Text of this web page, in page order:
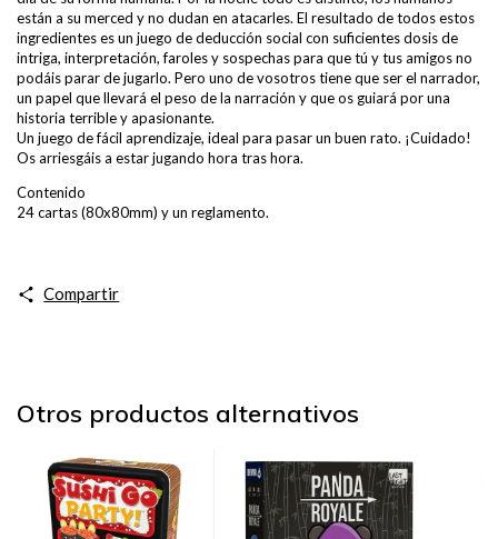
están a su merced y no dudan en atacarles. El resultado de todos estos
ingredientes es un juego de deducción social con suficientes dosis de
intriga, interpretación, faroles y sospechas para que tú y tus amigos no
podáis parar de jugarlo. Pero uno de vosotros tiene que ser el narrador,
un papel que llevará el peso de la narración y que os guiará por una
historia terrible y apasionante.
Un juego de fácil aprendizaje, ideal para pasar un buen rato. ¡Cuidado!
Os arriesgáis a estar jugando hora tras hora.
Contenido
24 cartas (80x80mm) y un reglamento.
Compartir
Otros productos alternativos